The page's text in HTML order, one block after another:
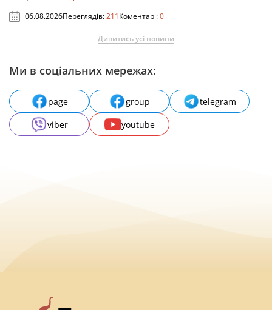
06.08.2026Переглядів:211Коментарі:0
Дивитись усі новини
Ми в соціальних мережах:
page group
telegram
viber
youtube